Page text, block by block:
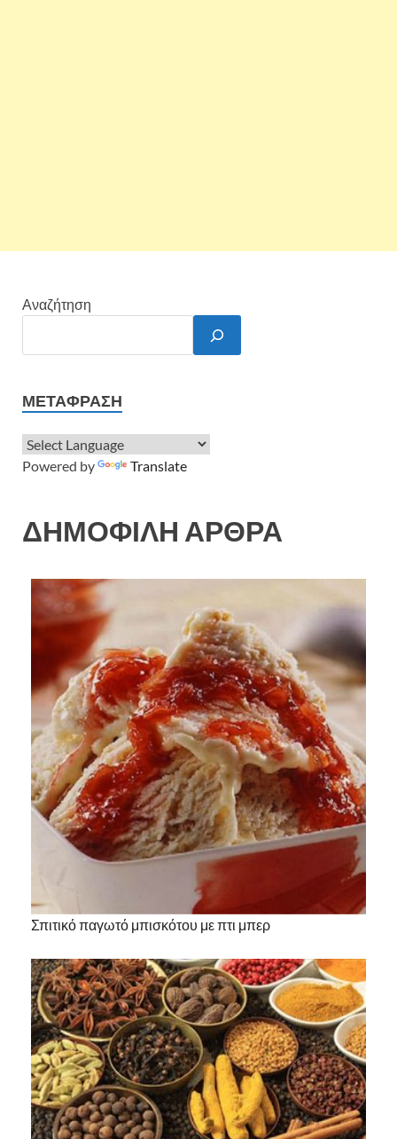
Αναζήτηση
ΜΕΤΆΦΡΑΣΗ
Powered by Translate
ΔΗΜΟΦΙΛΗ ΑΡΘΡΑ
Σπιτικό παγωτό μπισκότου με πτι μπερ